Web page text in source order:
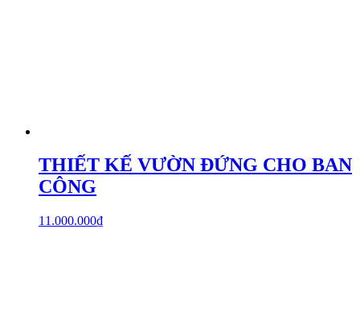
THIẾT KẾ VƯỜN ĐỨNG CHO BAN
CÔNG
11.000.000₫